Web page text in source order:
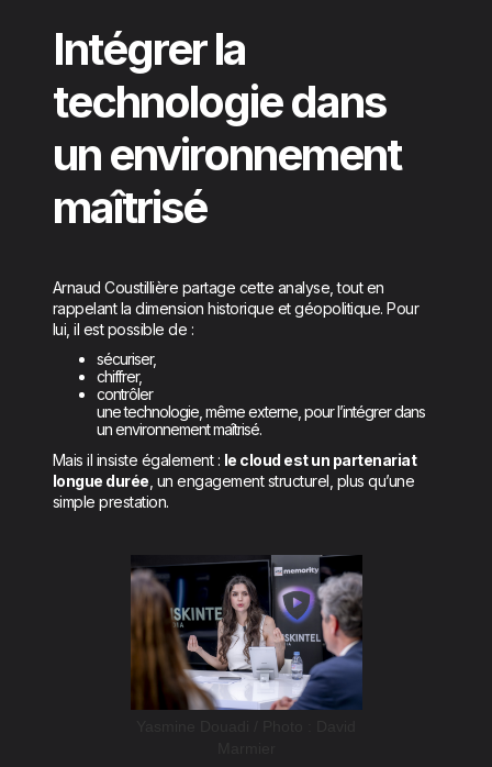
Intégrer la
technologie dans
un environnement
maîtrisé
Arnaud Coustillière partage cette analyse, tout en
rappelant la dimension historique et géopolitique. Pour
lui, il est possible de :
sécuriser,
chiffrer,
contrôler
une technologie, même externe, pour l’intégrer dans
un environnement maîtrisé.
Mais il insiste également : le cloud est un partenariat
longue durée , un engagement structurel, plus qu’une
simple prestation.